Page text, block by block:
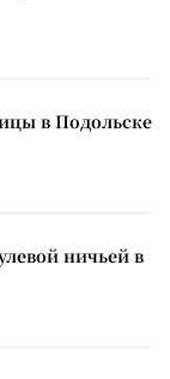
в Подольске
ничьей в